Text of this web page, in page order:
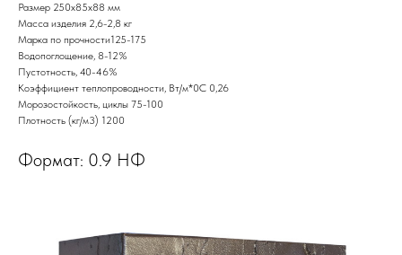
Размер 250х85х88 мм
Масса изделия 2,6-2,8 кг
Марка по прочности125-175
Водопоглощение, 8-12%
Пустотность, 40-46%
Коэффициент теплопроводности, Вт/м*0C 0,26
Морозостойкость, циклы 75-100
Плотность (кг/м3) 1200
Формат: 0.9 НФ